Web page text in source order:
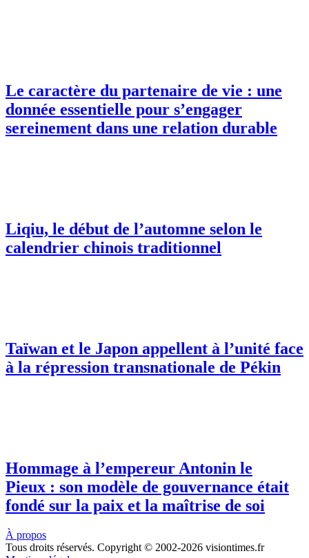
Le caractère du partenaire de vie : une
donnée essentielle pour s’engager
sereinement dans une relation durable
Liqiu, le début de l’automne selon le
calendrier chinois traditionnel
Taïwan et le Japon appellent à l’unité face
à la répression transnationale de Pékin
Hommage à l’empereur Antonin le
Pieux : son modèle de gouvernance était
fondé sur la paix et la maîtrise de soi
À propos
Tous droits réservés. Copyright © 2002-2026 visiontimes.fr